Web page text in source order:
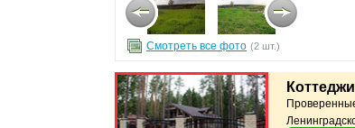
Смотреть все фото (2 шт.)